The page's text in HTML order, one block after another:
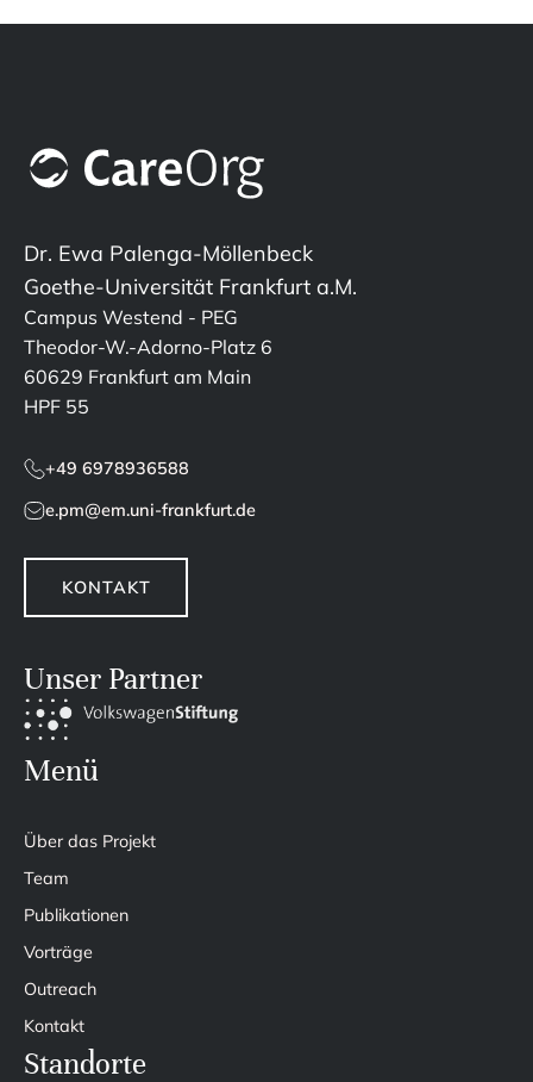
Dr. Ewa Palenga-Möllenbeck
Goethe-Universität Frankfurt a.M.
Campus Westend - PEG
Theodor-W.-Adorno-Platz 6
60629 Frankfurt am Main
HPF 55
+49 6978936588
e.pm@em.uni-frankfurt.de
KONTAKT
Unser Partner
Menü
Über das Projekt
Team
Publikationen
Vorträge
Outreach
Kontakt
Standorte